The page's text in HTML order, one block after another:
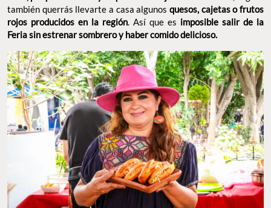
COCINERA TRADICIONAL DE GUANAJUATO, CHELY GONZÁLEZ. FOTO: CORTESÍA